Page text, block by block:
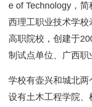
e of Technology，
西理工职业技术学
高职院校，创建于
制试点单位、广西职
学校有壶兴和城北两
设有土木工程学院、